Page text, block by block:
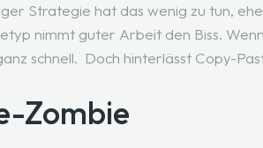
Strategie hat das wenig zu tun,
nimmt guter Arbeit den Biss.
schnell. Doch hinterlässt Copy-
Zombie